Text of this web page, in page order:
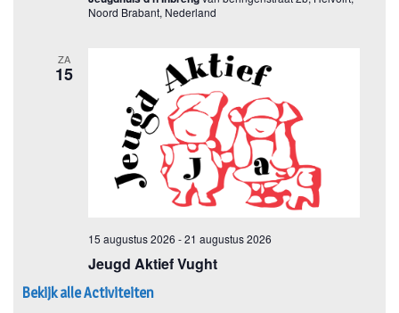
Bekijk alle Activiteiten